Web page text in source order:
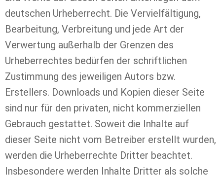
deutschen Urheberrecht. Die Vervielfältigung,
Bearbeitung, Verbreitung und jede Art der
Verwertung außerhalb der Grenzen des
Urheberrechtes bedürfen der schriftlichen
Zustimmung des jeweiligen Autors bzw.
Erstellers. Downloads und Kopien dieser Seite
sind nur für den privaten, nicht kommerziellen
Gebrauch gestattet. Soweit die Inhalte auf
dieser Seite nicht vom Betreiber erstellt wurden,
werden die Urheberrechte Dritter beachtet.
Insbesondere werden Inhalte Dritter als solche